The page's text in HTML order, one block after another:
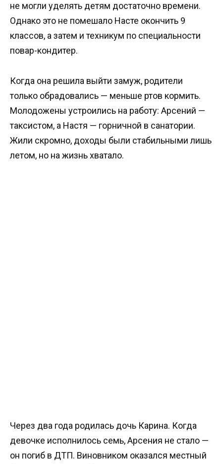
не могли уделять детям достаточно времени.
Однако это не помешало Насте окончить 9
классов, а затем и техникум по специальности
повар-кондитер.
Когда она решила выйти замуж, родители
только обрадовались — меньше ртов кормить.
Молодожены устроились на работу: Арсений —
таксистом, а Настя — горничной в санатории.
Жили скромно, доходы были стабильными лишь
летом, но на жизнь хватало.
Через два года родилась дочь Карина. Когда
девочке исполнилось семь, Арсения не стало —
он погиб в ДТП. Виновником оказался местный